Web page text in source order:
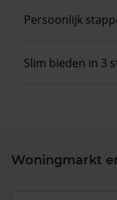
Persoonlijk
Slim bieden in 3
Woningmarkt